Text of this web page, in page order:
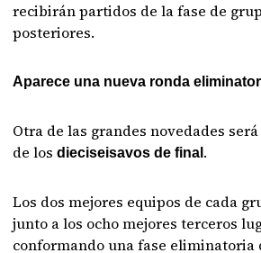
recibirán partidos de la fase de
posteriores.
Aparece una nueva ronda
Otra de las grandes novedades
de losdieciseisavos de final .
Los dos mejores equipos de cada
junto a los ocho mejores terceros
conformando una fase eliminatoria